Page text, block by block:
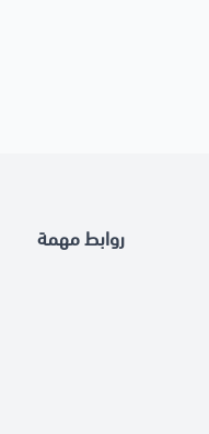
روابط مهمة